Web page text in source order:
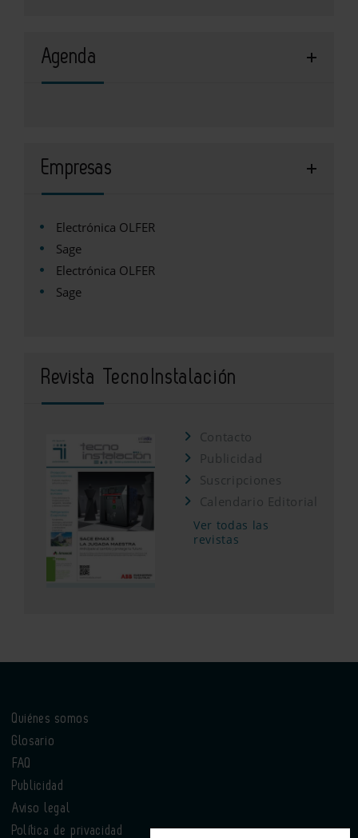
Agenda
Empresas
Electrónica OLFER
Sage
Electrónica OLFER
Sage
Revista TecnoInstalación
Contacto
Publicidad
Suscripciones
Calendario Editorial
Ver todas las
revistas
Quiénes somos
Glosario
FAQ
Publicidad
Aviso legal
Política de privacidad